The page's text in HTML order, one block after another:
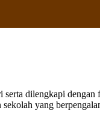
dilengkapi dengan
yang